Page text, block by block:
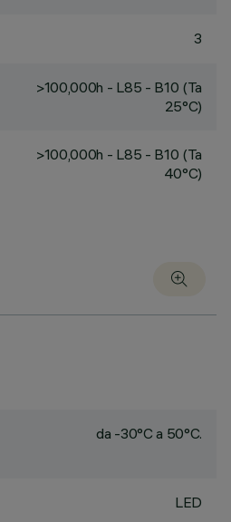
3
>100,000h - L85 - B10 (Ta
25°C)
>100,000h - L85 - B10 (Ta
40°C)
da -30°C a 50°C.
LED